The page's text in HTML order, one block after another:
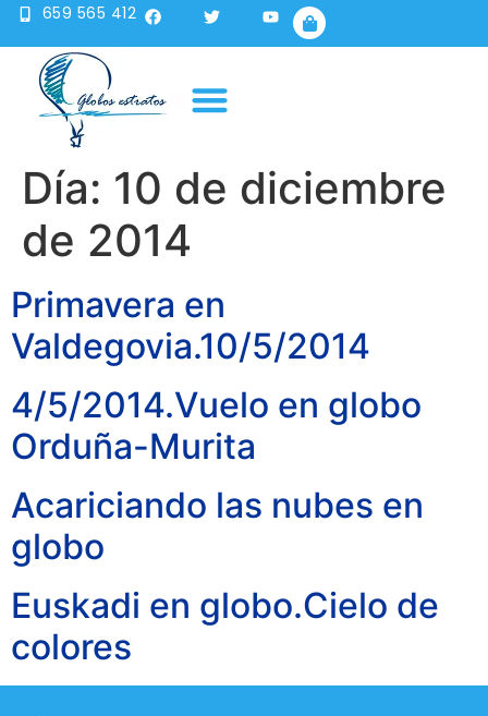
659 565 412
Día: 10 de diciembre
de 2014
Primavera en
Valdegovia.10/5/2014
4/5/2014.Vuelo en globo
Orduña-Murita
Acariciando las nubes en
globo
Euskadi en globo.Cielo de
colores